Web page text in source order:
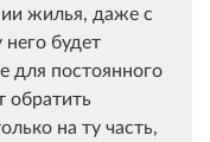
жилья, даже с
будет
для постоянного
обратить
на ту часть,